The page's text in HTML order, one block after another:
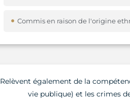
Commis en raison de l'origine
Relèvent également de la
vie publique) et les crimes